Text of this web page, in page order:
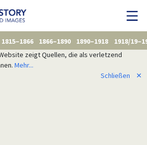
1815–1866 1866–1890 1890–1918
1918/
zeigt Quellen, die als verletzend
Mehr...
Schließen
✕